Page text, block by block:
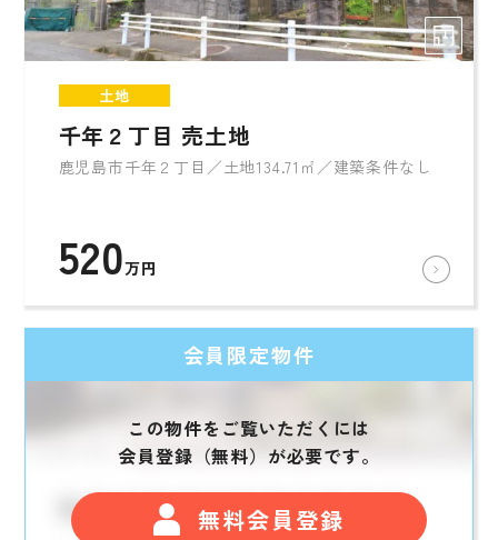
土地
千年２丁目 売土地
鹿児島市千年２丁目／土地134.71㎡／建築条件なし
520万円
会員限定物件
この物件をご覧いただくには
会員登録（無料）が必要です。
無料会員登録